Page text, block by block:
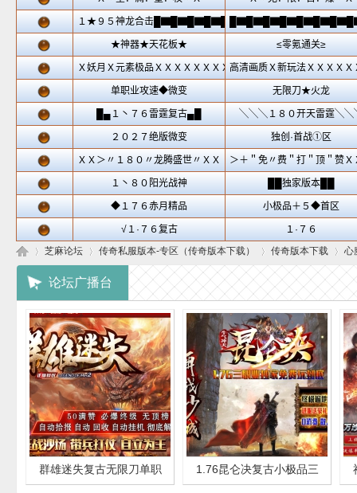
»
芝麻论坛
›
传奇私服版本-专区（传奇版本下载）
›
传奇版本下载 心
论坛广播台
群雄迷失复古无限刀单职
1.76昆仑决复古小极品三